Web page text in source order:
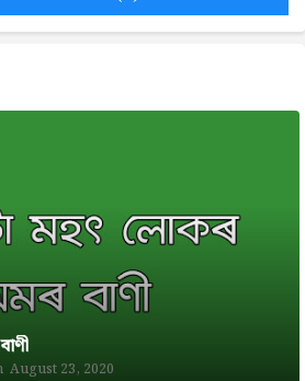
August 23, 2020